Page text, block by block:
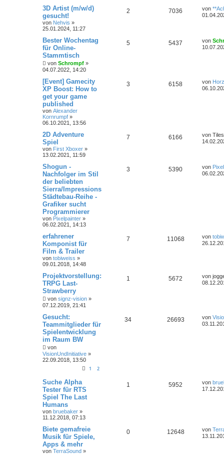
3D Artist (m/w/d)
gesucht!
von Nehvis »
25.01.2024, 11:27
2 7036 von
Bester Wochentag
für Online-
Stammtisch
von Schrompf »
04.07.2022, 14:20
5 5437 von
[Event] Gamecity
XP Boost: How to
get your game
published
von Alexander
Kornrumpf »
06.10.2021, 13:56
3 6158 von Horz
2D Adventure
Spiel
von First Xboxer »
13.02.2021, 11:59
7 6166 von Tiles
Shogun -
Nachfolger im Stil
der beliebten
Sierra/Impressions
Städtebau-Reihe -
Grafiker sucht
Programmierer
von Pixelpainter »
06.02.2021, 14:13
3 5390 von
erfahrener
Komponist für
Film & Trailer
von tobiweiss »
09.01.2018, 14:48
7 11068 von
Projektvorstellung:
TRPG Last-
Strawberry
von signz-vision »
07.12.2019, 21:41
1 5672 von
Gesucht:
Teammitglieder für
Spielentwicklung
im Raum BW
von
VisionUndInitiative »
22.09.2018, 13:50
1 2
34 26693 von
Suche Alpha
Tester für RTS
Spiel The Last
Humans
von bruebaker »
11.12.2018, 07:13
1 5952 von
Biete gemafreie
Musik für Spiele,
Apps & mehr
von TerraSound »
0 12648 von